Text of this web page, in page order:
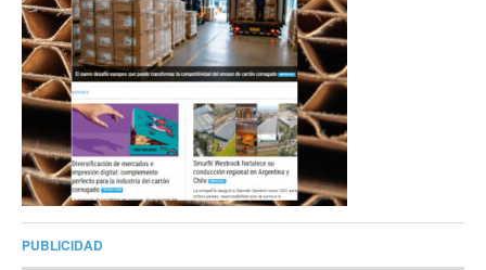
PUBLICIDAD